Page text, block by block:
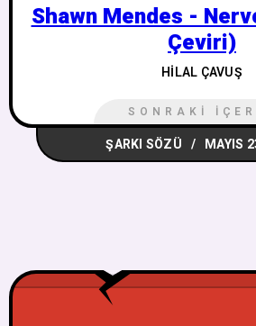
Shawn Mendes -
Çeviri)
HILAL ÇAVUŞ
SONRAKI
ŞARKI SÖZÜ MAYIS